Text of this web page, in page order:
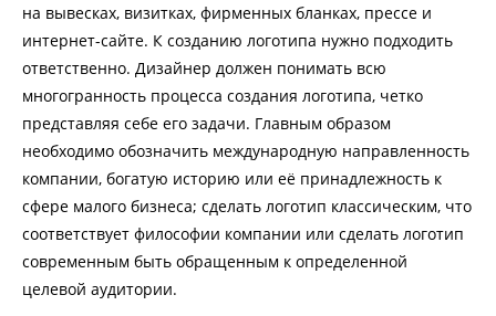
на вывесках, визитках, фирменных бланках, прессе и
интернет-сайте. К созданию логотипа нужно подходить
ответственно. Дизайнер должен понимать всю
многогранность процесса создания логотипа, четко
представляя себе его задачи. Главным образом
необходимо обозначить международную направленность
компании, богатую историю или её принадлежность к
сфере малого бизнеса; сделать логотип классическим, что
соответствует философии компании или сделать логотип
современным быть обращенным к определенной
целевой аудитории.